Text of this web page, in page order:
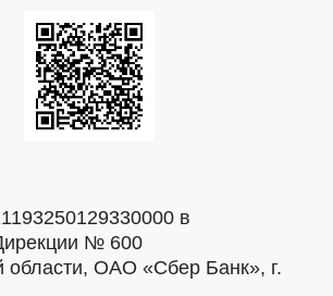
в
№ 600
области, ОАО «Сбер Банк», г.